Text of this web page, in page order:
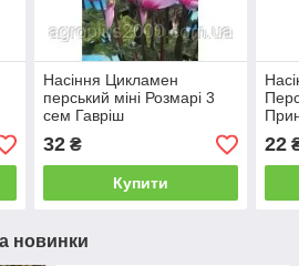
Насіння Цикламен
перський міні Розмарі 3
сем Гавріш
32₴
Купити
22
новинки